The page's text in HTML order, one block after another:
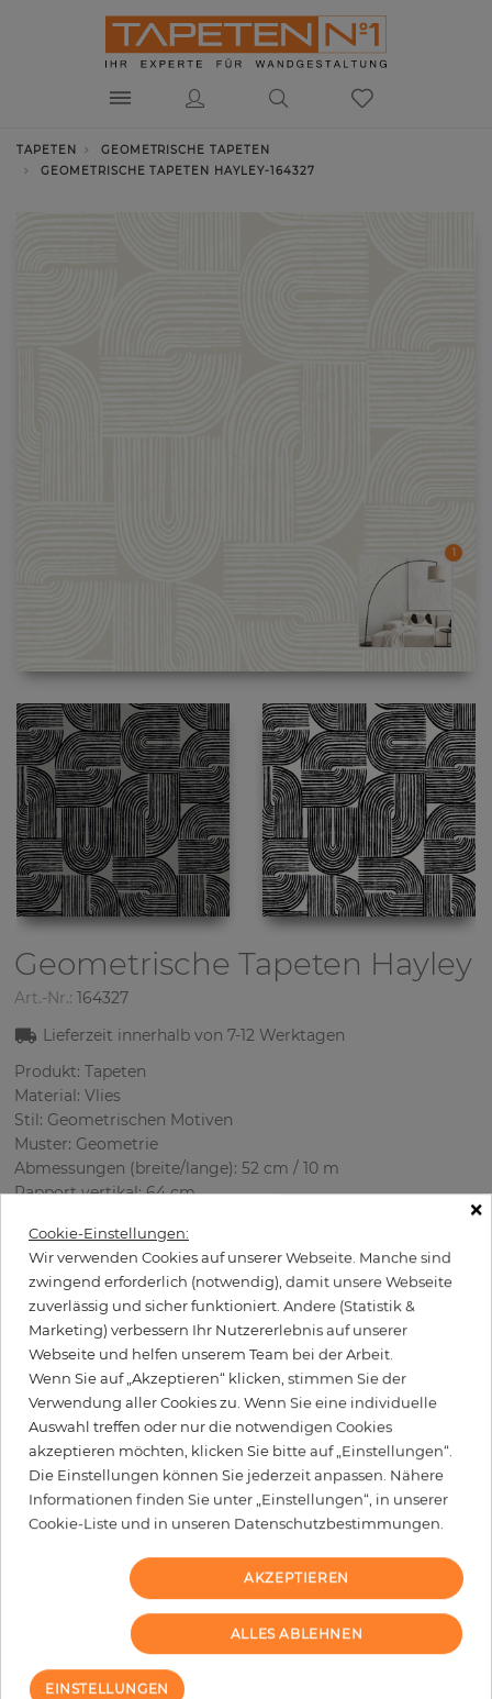
TAPETEN
GEOMETRISCHE TAPETEN
GEOMETRISCHE TAPETEN HAYLEY-164327
1
Geometrische Tapeten Hayley
Art.-Nr.: 164327
Lieferzeit innerhalb von7-12 Werktagen
Produkt: Tapeten
Material: Vlies
Stil: Geometrischen Motiven
Muster: Geometrie
Abmessungen (breite/lange): 52 cm / 10 m
Rapport vertikal: 64 cm
Farbe: Cremig
Musterfarbe: Weiß
89,50 € per Rolle
Inkl. 19% MwSt. zzgl. Versand
Grundpreis pro m² - 17,21 €
Wird Kleister benötigt?
− +
IN DEN WARENKORB
MUSTER BESTELLEN
×
Cookie-Einstellungen:
Wir verwenden Cookies auf unserer Webseite. Manche sind
zwingend erforderlich (notwendig), damit unsere Webseite
zuverlässig und sicher funktioniert. Andere (Statistik &
Marketing) verbessern Ihr Nutzererlebnis auf unserer
Webseite und helfen unserem Team bei der Arbeit.
Wenn Sie auf „Akzeptieren“ klicken, stimmen Sie der
Verwendung aller Cookies zu. Wenn Sie eine individuelle
Auswahl treffen oder nur die notwendigen Cookies
akzeptieren möchten, klicken Sie bitte auf „Einstellungen“.
Die Einstellungen können Sie jederzeit anpassen. Nähere
Informationen finden Sie unter „Einstellungen“, in unserer
Cookie-Liste und in unseren Datenschutzbestimmungen.
AKZEPTIEREN
ALLES ABLEHNEN
EINSTELLUNGEN